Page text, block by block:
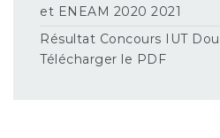
et ENEAM 2020 2021
Résultat Concours IUT
Télécharger le PDF